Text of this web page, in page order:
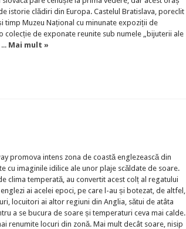
istorie clădiri din Europa. Castelul Bratislava, poreclit
timp Muzeu Național cu minunate expoziții de
de exponate reunite sub numele „bijuterii ale
Mai mult »
promova intens zona de coastă englezească din
cu imaginile idilice ale unor plaje scăldate de soare.
clima temperată, au convertit acest colț al regatului
ai acelei epoci, pe care l-au și botezat, de altfel,
locuitori ai altor regiuni din Anglia, sătui de atâta
a se bucura de soare și temperaturi ceva mai calde.
renumite locuri din zonă. Mai mult decât soare, nisip